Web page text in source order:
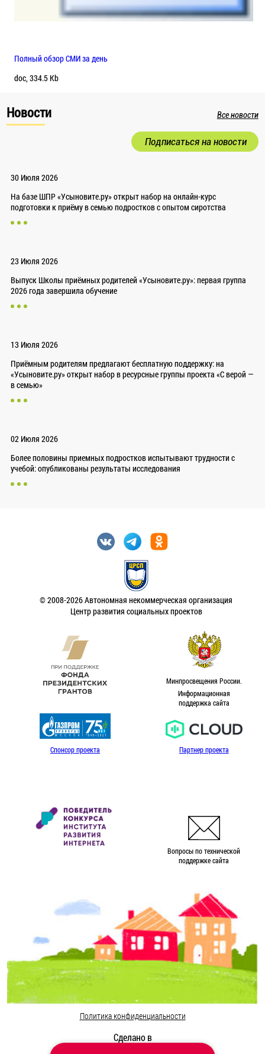
Полный обзор СМИ за день
doc, 334.5 Kb
Новости Все новости
Подписаться на новости
30 Июля 2026
На базе ШПР «Усыновите.ру» открыт набор на онлайн-курс
подготовки к приёму в семью подростков с опытом сиротства
23 Июля 2026
Выпуск Школы приёмных родителей «Усыновите.ру»: первая группа
2026 года завершила обучение
13 Июля 2026
Приёмным родителям предлагают бесплатную поддержку: на
«Усыновите.ру» открыт набор в ресурсные группы проекта «С верой —
в семью»
02 Июля 2026
Более половины приемных подростков испытывают трудности с
учебой: опубликованы результаты исследования
© 2008-2026 Автономная некоммерческая организация
Центр развития социальных проектов
Минпросвещения России.
Информационная
поддержка сайта
Спонсор проекта Партнер проекта
Вопросы по технической
поддержке сайта
Политика конфиденциальности
Сделано в